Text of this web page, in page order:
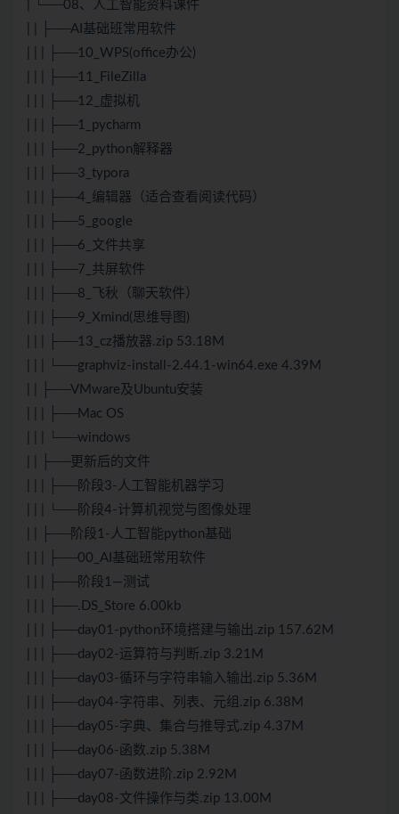
| └──08、人工智能资料课件
| | ├──AI基础班常用软件
| | | ├──10_WPS(office办公)
| | | ├──11_FileZilla
| | | ├──12_虚拟机
| | | ├──1_pycharm
| | | ├──2_python解释器
| | | ├──3_typora
| | | ├──4_编辑器（适合查看阅读代码）
| | | ├──5_google
| | | ├──6_文件共享
| | | ├──7_共屏软件
| | | ├──8_飞秋（聊天软件）
| | | ├──9_Xmind(思维导图)
| | | ├──13_cz播放器.zip 53.18M
| | | └──graphviz-install-2.44.1-win64.exe 4.39M
| | ├──VMware及Ubuntu安装
| | | ├──Mac OS
| | | └──windows
| | ├──更新后的文件
| | | ├──阶段3-人工智能机器学习
| | | └──阶段4-计算机视觉与图像处理
| | ├──阶段1-人工智能python基础
| | | ├──00_AI基础班常用软件
| | | ├──阶段1—测试
| | | ├──.DS_Store 6.00kb
| | | ├──day01-python环境搭建与输出.zip 157.62M
| | | ├──day02-运算符与判断.zip 3.21M
| | | ├──day03-循环与字符串输入输出.zip 5.36M
| | | ├──day04-字符串、列表、元组.zip 6.38M
| | | ├──day05-字典、集合与推导式.zip 4.37M
| | | ├──day06-函数.zip 5.38M
| | | ├──day07-函数进阶.zip 2.92M
| | | ├──day08-文件操作与类.zip 13.00M